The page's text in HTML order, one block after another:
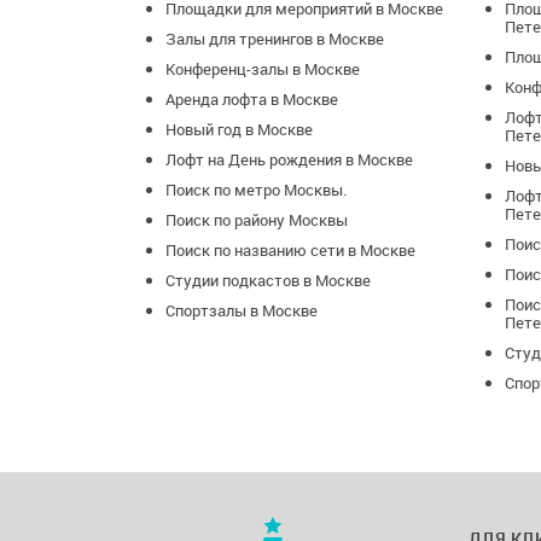
Площадки для мероприятий в Москве
Залы для тренингов в Москве
Конференц-залы в Москве
Аренда лофта в Москве
Новый год в Москве
Лофт на День рождения в Москве
Поиск по метро Москвы.
Поиск по району Москвы
Поиск по названию сети в Москве
Студии подкастов в Москве
Спортзалы в Москве